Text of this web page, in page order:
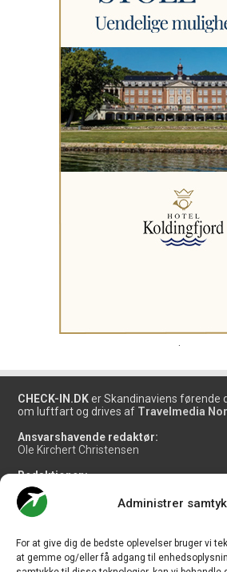
Administrer
For at give dig de bedste oplevelser bruger vi
at gemme og/eller få adgang til
CHECK-IN.DK er Skandinaviens førende
om luftfart og drives af Travelmedia
Ansvarshavende redaktør:
Ole Kirchert Christensen
Redaktionen:
Christian Granhøj Skouboe
Henrik Baumgarten
Danny Longhi Andreasen
Salg og jobannoncer:
salg@travelmedianordic.com